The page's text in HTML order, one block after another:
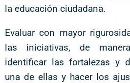
la educación ciudadana.
Evaluar con mayor
las iniciativas, de
identificar las fortalezas y
una de ellas y hacer los